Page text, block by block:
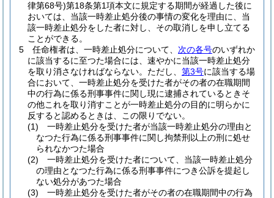
律第68号)第18条第1項本文に規定する期間が経過した後に
おいては、当該一時差止処分後の事情の変化を理由に、当
該一時差止処分をした者に対し、その取消しを申し立てる
ことができる。
5
任命権者は、一時差止処分について、 次の各号のいずれか
に該当するに至つた場合には、速やかに当該一時差止処分
を取り消さなければならない。 ただし、 第3号に該当する場
合において、一時差止処分を受けた者がその者の在職期間
中の行為に係る刑事事件に関し現に逮捕されているときそ
の他これを取り消すことが一時差止処分の目的に明らかに
反すると認めるときは、この限りでない。
(1)
一時差止処分を受けた者が当該一時差止処分の理由と
なつた行為に係る刑事事件に関し拘禁刑以上の刑に処せ
られなかつた場合
(2)
一時差止処分を受けた者について、当該一時差止処分
の理由となつた行為に係る刑事事件につき公訴を提起し
ない処分があつた場合
(3)
一時差止処分を受けた者がその者の在職期間中の行為